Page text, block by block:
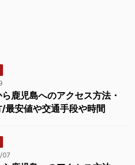
鹿児島へのアクセス方法・
最安値や交通手段や時間
07